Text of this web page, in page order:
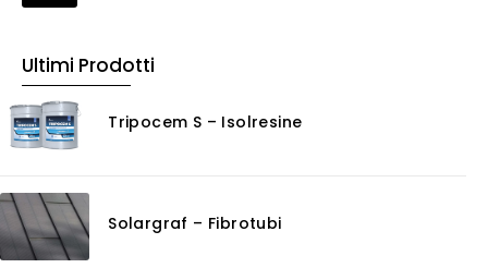
Ultimi Prodotti
Tripocem S – Isolresine
Solargraf – Fibrotubi